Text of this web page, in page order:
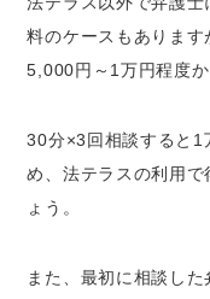
料のケースもありま
5,000円～1万円程度か
30分×3回相談すると1
め、法テラスの利用
ょう。
また、最初に相談し